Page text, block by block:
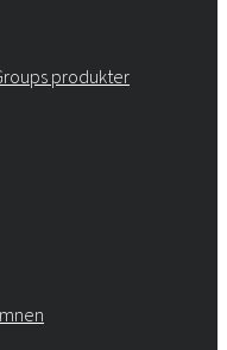
produkter